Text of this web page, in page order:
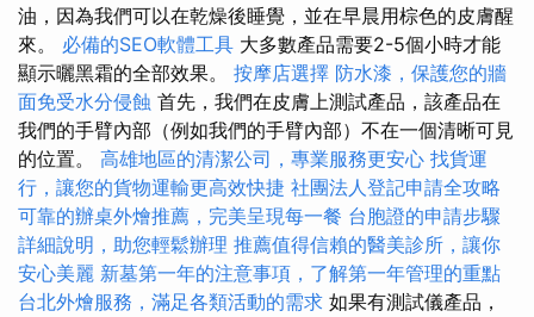
油，因為我們可以在乾燥後睡覺，並在早晨用棕色的皮膚醒
來。 必備的SEO軟體工具 大多數產品需要2-5個小時才能
顯示曬黑霜的全部效果。 按摩店選擇 防水漆，保護您的牆
面免受水分侵蝕 首先，我們在皮膚上測試產品，該產品在
我們的手臂內部（例如我們的手臂內部）不在一個清晰可見
的位置。 高雄地區的清潔公司，專業服務更安心 找貨運
行，讓您的貨物運輸更高效快捷 社團法人登記申請全攻略
可靠的辦桌外燴推薦，完美呈現每一餐 台胞證的申請步驟
詳細說明，助您輕鬆辦理 推薦值得信賴的醫美診所，讓你
安心美麗 新墓第一年的注意事項，了解第一年管理的重點
台北外燴服務，滿足各類活動的需求 如果有測試儀產品，